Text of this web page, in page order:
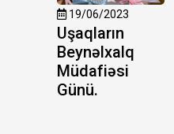
19/06/2023
Uşaqların
Beynəlxalq
Müdafiəsi
Günü.